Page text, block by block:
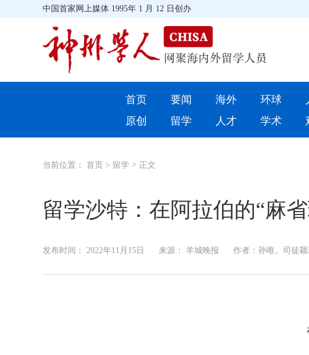
人物
留学
招聘信息 更多数
中国首家网上媒体 1995年 1 月 12 日创办
首页 要闻 海外 环球
原创
留学 人才 学术
当前位置： 首页 > 留学 > 正文
留学沙特：在阿拉伯的“麻
发布时间： 2022年11月15日 来源： 羊城晚报 作者：孙唯、司徒颖